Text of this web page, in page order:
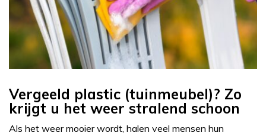
Vergeeld plastic (tuinmeubel)? Zo
krijgt u het weer stralend schoon
Als het weer mooier wordt, halen veel mensen hun